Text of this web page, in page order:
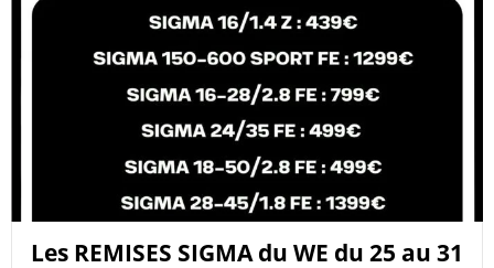
Les REMISES SIGMA du WE du 25 au 31